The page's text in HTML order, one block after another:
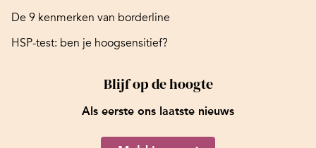
De 9 kenmerken van borderline
HSP-test: ben je hoogsensitief?
Blijf op de hoogte
Als eerste ons laatste nieuws